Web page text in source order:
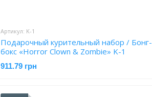
Артикул: K-1
Подарочный курительный набор / Бонг-
бокс «Horror Clown & Zombie» K-1
911.79 грн